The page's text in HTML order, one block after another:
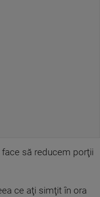
să reducem porţii
ce aţi simţit în ora